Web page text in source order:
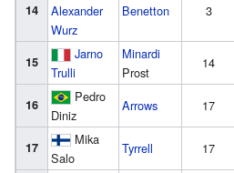
14
Alexander
Wurz
Benetton 3
15
Jarno
Trulli
Minardi
Prost
14
16
Pedro
Diniz
Arrows 17
17
Mika
Salo
Tyrrell
17